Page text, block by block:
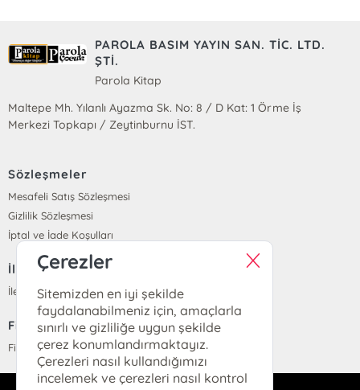
PAROLA BASIM YAYIN SAN. TİC. LTD.
ŞTİ.
Parola Kitap
Maltepe Mh. Yılanlı Ayazma Sk. No: 8 / D Kat: 1 Örme İş
Merkezi Topkapı / Zeytinburnu İST.
Sözleşmeler
Mesafeli Satış Sözleşmesi
Gizlilik Sözleşmesi
İptal ve İade Koşulları
İletişim
İletişim
Fiyat Listesi
Fiyat Listesi
Çerezler
Sitemizden en iyi şekilde
faydalanabilmeniz için, amaçlarla
sınırlı ve gizliliğe uygun şekilde
çerez konumlandırmaktayız.
Çerezleri nasıl kullandığımızı
incelemek ve çerezleri nasıl kontrol